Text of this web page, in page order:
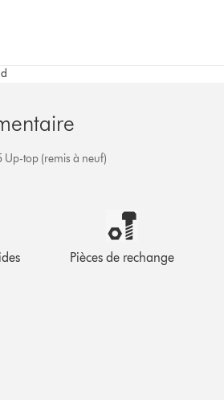
Up-top (remis à neuf)
Pièces de rechange